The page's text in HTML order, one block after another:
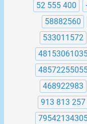
52 555 400
58882560
533011572
468922983
913 813 257